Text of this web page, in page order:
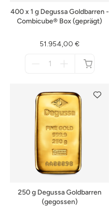
400 x 1 g Degussa Goldbarren -
Combicube® Box (geprägt)
51.954,00 €
250 g Degussa Goldbarren
(gegossen)